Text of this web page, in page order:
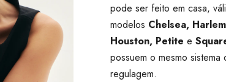
pode ser feito em casa,
modelos Chelsea,
Houston, Petite e
possuem o mesmo sistema
regulagem.